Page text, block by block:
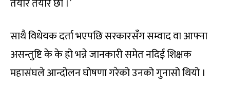
साथै विधेयक दर्ता भएपछि सरकारसँग सम्वाद वा आफ्ना
असन्तुष्टि के के हो भन्ने जानकारी समेत नदिई शिक्षक
महासंघले आन्दोलन घोषणा गरेको उनको गुनासो थियो ।